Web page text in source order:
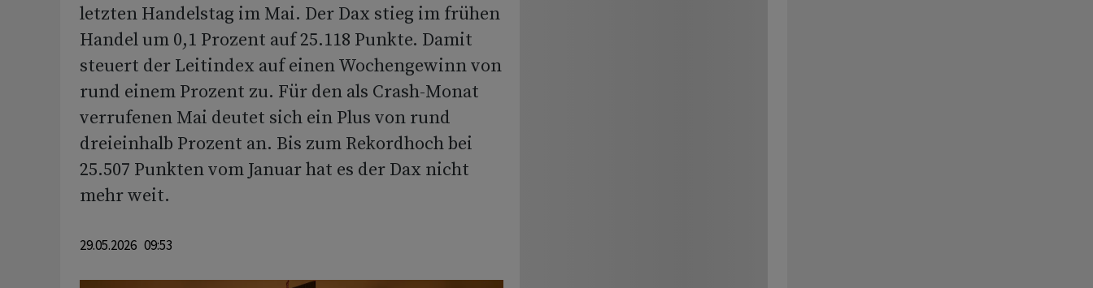
letzten Handelstag im Mai. Der Dax stieg im frühen
Handel um 0,1 Prozent auf 25.118 Punkte. Damit
steuert der Leitindex auf einen Wochengewinn von
rund einem Prozent zu. Für den als Crash-Monat
verrufenen Mai deutet sich ein Plus von rund
dreieinhalb Prozent an. Bis zum Rekordhoch bei
25.507 Punkten vom Januar hat es der Dax nicht
mehr weit.
29.05.2026 09:53